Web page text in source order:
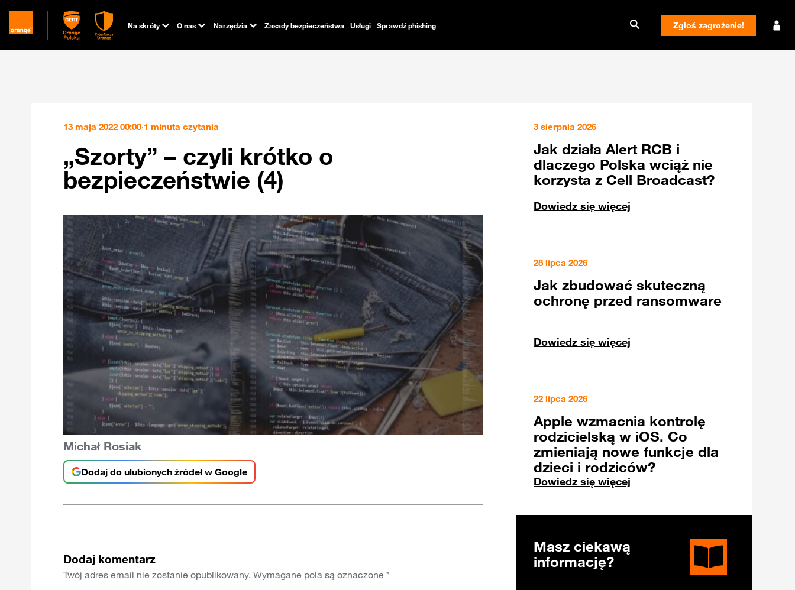
Na skróty O nas Narzędzia Zasady bezpieczeństwa Usługi Sprawdź phishing Zgłoś zagrożenie!
13 maja 2022 00:00·1 minuta czytania
„Szorty” – czyli krótko o
bezpieczeństwie (4)
Michał Rosiak
Dodaj do ulubionych źródeł w Google
Dodaj komentarz
Twój adres email nie zostanie opublikowany. Wymagane pola są oznaczone *
3 sierpnia 2026
Jak działa Alert RCB i
dlaczego Polska wciąż nie
korzysta z Cell Broadcast?
Dowiedz się więcej
28 lipca 2026
Jak zbudować skuteczną
ochronę przed ransomware
Dowiedz się więcej
22 lipca 2026
Apple wzmacnia kontrolę
rodzicielską w iOS. Co
zmieniają nowe funkcje dla
dzieci i rodziców?
Dowiedz się więcej
Masz ciekawą
informację?